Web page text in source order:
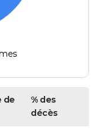
de
% des
décès